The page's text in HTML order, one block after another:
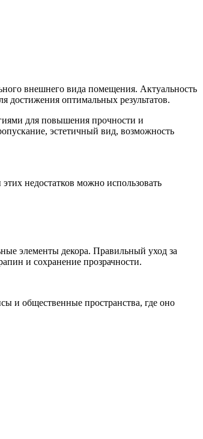
внешнего вида помещения. Актуальность
достижения оптимальных результатов.
для повышения прочности и
эстетичный вид, возможность
недостатков можно использовать
элементы декора. Правильный уход за
и сохранение прозрачности.
и общественные пространства, где оно